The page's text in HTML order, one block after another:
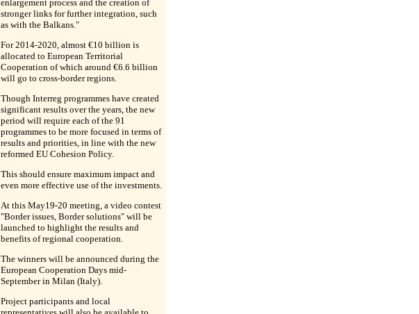
enlargement process and the creation of
stronger links for further integration, such
as with the Balkans."
For 2014-2020, almost €10 billion is
allocated to European Territorial
Cooperation of which around €6.6 billion
will go to cross-border regions.
Though Interreg programmes have created
significant results over the years, the new
period will require each of the 91
programmes to be more focused in terms of
results and priorities, in line with the new
reformed EU Cohesion Policy.
This should ensure maximum impact and
even more effective use of the investments.
At this May19-20 meeting, a video contest
"Border issues, Border solutions" will be
launched to highlight the results and
benefits of regional cooperation.
The winners will be announced during the
European Cooperation Days mid-
September in Milan (Italy).
Project participants and local